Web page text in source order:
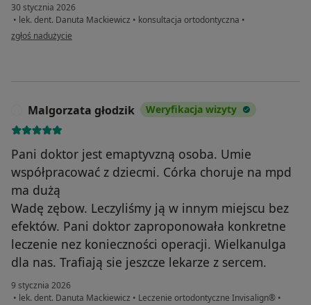
30 stycznia 2026
• lek. dent. Danuta Mackiewicz • konsultacja ortodontyczna •
w opinii użytkownika JJ
zgłoś nadużycie
Malgorzata głodzik Weryfikacja wizyty
Pani doktor jest emaptyvzną osoba. Umie
współpracować z dziecmi. Córka choruje na mpd
ma dużą
Wadę zębow. Leczyliśmy ją w innym miejscu bez
efektów. Pani doktor zaproponowała konkretne
leczenie nez konieczności operacji. Wielkanulga
dla nas. Trafiają sie jeszcze lekarze z sercem.
9 stycznia 2026
• lek. dent. Danuta Mackiewicz • Leczenie ortodontyczne Invisalign® •